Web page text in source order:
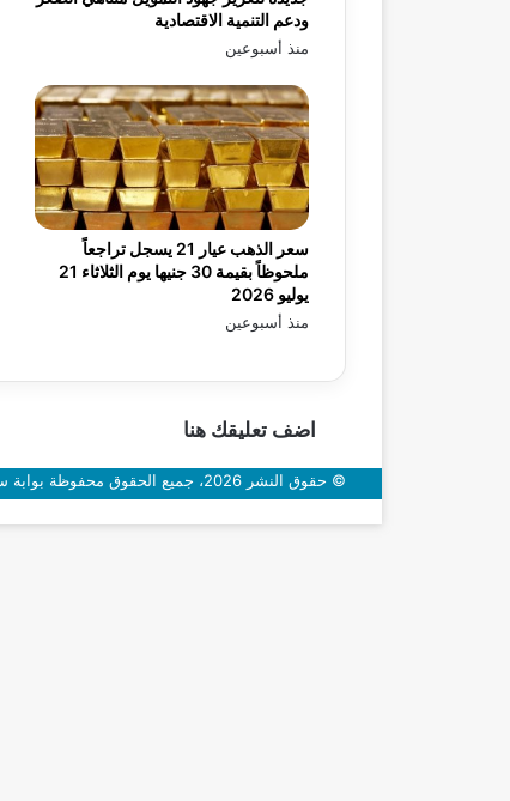
ودعم التنمية الاقتصادية
منذ أسبوعين
سعر الذهب عيار 21 يسجل تراجعاً
ملحوظاً بقيمة 30 جنيها يوم الثلاثاء 21
يوليو 2026
منذ أسبوعين
اضف تعليقك هنا
© حقوق النشر 2026، جميع الحقوق محفوظة بوابة سعودي اون